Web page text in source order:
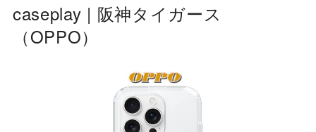
caseplay | 阪神タイガース
（OPPO）